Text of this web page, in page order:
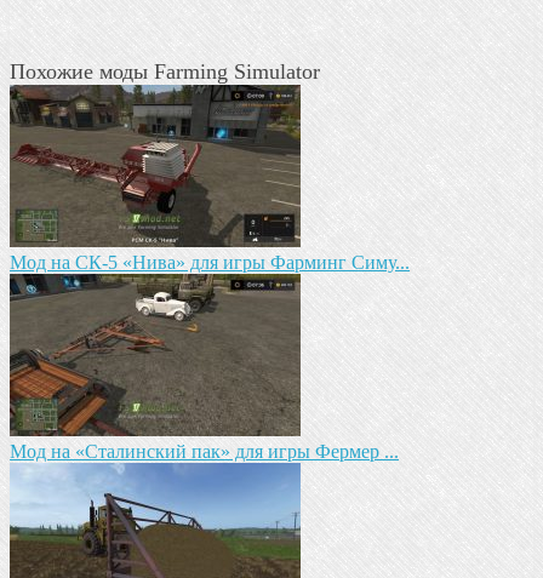
Похожие моды Farming Simulator
Mод на СК-5 «Нива» для игры Фарминг Симу...
Мод на «Сталинский пак» для игры Фермер ...